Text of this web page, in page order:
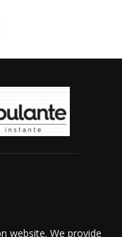
website. We provide